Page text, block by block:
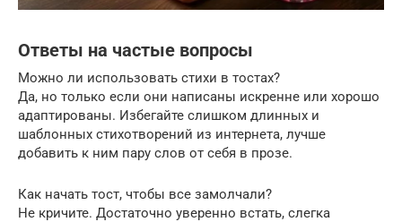
Ответы на частые вопросы
Можно ли использовать стихи в тостах?
Да, но только если они написаны искренне или хорошо
адаптированы. Избегайте слишком длинных и
шаблонных стихотворений из интернета, лучше
добавить к ним пару слов от себя в прозе.
Как начать тост, чтобы все замолчали?
Не кричите. Достаточно уверенно встать, слегка